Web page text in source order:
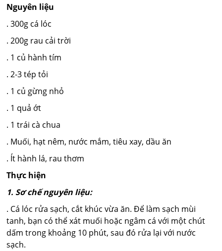
Nguyên liệu
. 300g cá lóc
. 200g rau cải trời
. 1 củ hành tím
. 2-3 tép tỏi
. 1 củ gừng nhỏ
. 1 quả ớt
. 1 trái cà chua
. Muối, hạt nêm, nước mắm, tiêu xay, dầu ăn
. Ít hành lá, rau thơm
Thực hiện
1. Sơ chế nguyên liệu:
. Cá lóc rửa sạch, cắt khúc vừa ăn. Để làm sạch mùi
tanh, bạn có thể xát muối hoặc ngâm cá với một chút
dấm trong khoảng 10 phút, sau đó rửa lại với nước
sạch.